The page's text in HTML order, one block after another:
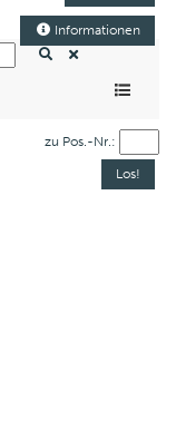
Informationen
zu Pos.-Nr.: